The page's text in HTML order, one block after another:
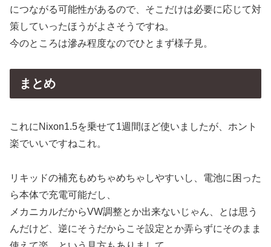
につながる可能性があるので、そこだけは必要に応じて対
策していったほうがよさそうですね。
今のところは滲み程度なのでひとまず様子見。
まとめ
これにNixon1.5を乗せて1週間ほど使いましたが、ホント
楽でいいですねこれ。
リキッドの補充もめちゃめちゃしやすいし、電池に困った
ら本体で充電可能だし、
メカニカルだからVW調整とか出来ないじゃん、とは思う
んだけど、逆にそうだからこそ設定とか弄らずにそのまま